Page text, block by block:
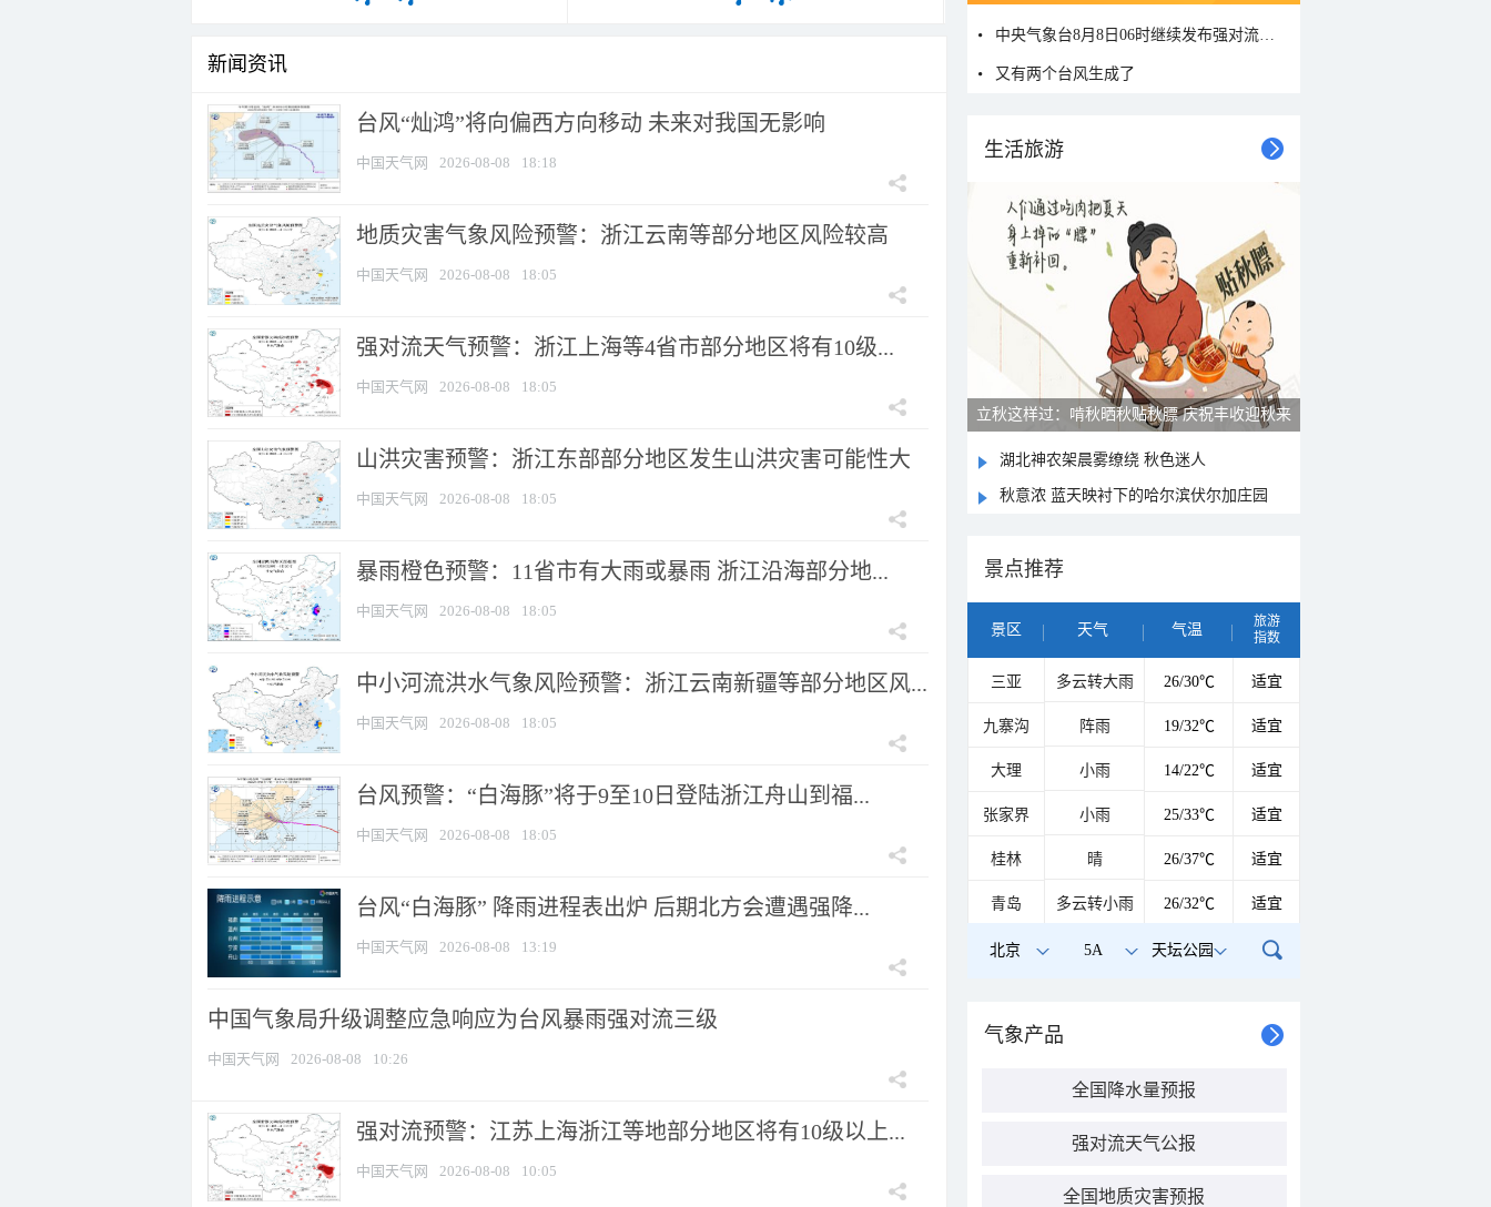
新闻资讯
台风“灿鸿”将向偏西方向移动 未来对我国无影响
中国天气网 2026-08-08 18:18
地质灾害气象风险预警：浙江云南等部分地区风险较高
中国天气网 2026-08-08 18:05
强对流天气预警：浙江上海等4省市部分地区将有10级...
中国天气网 2026-08-08 18:05
山洪灾害预警：浙江东部部分地区发生山洪灾害可能性大
中国天气网 2026-08-08 18:05
暴雨橙色预警：11省市有大雨或暴雨 浙江沿海部分地...
中国天气网 2026-08-08 18:05
中小河流洪水气象风险预警：浙江云南新疆等部分地区风...
中国天气网 2026-08-08 18:05
台风预警：“白海豚”将于9至10日登陆浙江舟山到福...
中国天气网 2026-08-08 18:05
台风“白海豚” 降雨进程表出炉 后期北方会遭遇强降...
中国天气网 2026-08-08 13:19
中国气象局升级调整应急响应为台风暴雨强对流三级
中国天气网 2026-08-08 10:26
强对流预警：江苏上海浙江等地部分地区将有10级以上...
中国天气网 2026-08-08 10:05
中央气象台8月8日06时继续发布强对流天气蓝色预警
又有两个台风生成了
生活旅游
立秋这样过：啃秋晒秋贴秋膘 庆祝丰收迎秋来
湖北神农架晨雾缭绕 秋色迷人
秋意浓 蓝天映衬下的哈尔滨伏尔加庄园
景点推荐
景区 天气 气温
旅游
指数
三亚 多云转大雨 26/30℃ 适宜
九寨沟 阵雨 19/32℃ 适宜
大理 小雨 14/22℃ 适宜
张家界 小雨 25/33℃ 适宜
桂林 晴 26/37℃ 适宜
青岛 多云转小雨 26/32℃ 适宜
北京 5A 天坛公园
气象产品
全国降水量预报
强对流天气公报
全国地质灾害预报